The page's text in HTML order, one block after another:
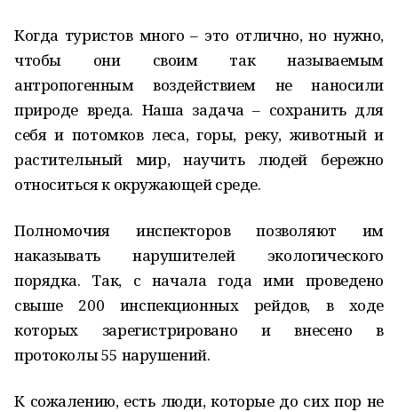
Когда туристов много – это отлично, но нужно,
чтобы они своим так называемым
антропогенным воздействием не наносили
природе вреда. Наша задача – сохранить для
себя и потомков леса, горы, реку, животный и
растительный мир, научить людей бережно
относиться к окружающей среде.
Полномочия инспекторов позволяют им
наказывать нарушителей экологического
порядка. Так, с начала года ими проведено
свыше 200 инспекционных рейдов, в ходе
которых зарегистрировано и внесено в
протоколы 55 нарушений.
К сожалению, есть люди, которые до сих пор не